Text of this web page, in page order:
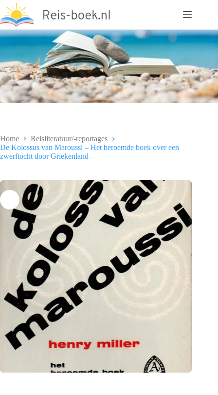
naar
de
inhoud
Home
Reisliteratuur/-reportages
De Kolossus van Maroussi – Het beroemde boek over een
zwerftocht door Griekenland –